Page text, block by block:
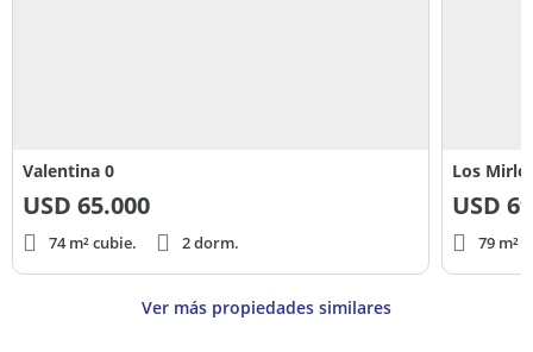
Valentina 0
USD 65.000
74 m² cubie. 2 dorm.
Los
USD
79 m²
Ver más propiedades similares